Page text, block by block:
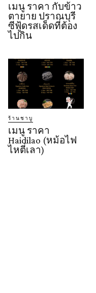
เมนู ราคา กับข้าว
ตายาย ปราณบุรี
ซีฟู้ดรสเด็ดที่ต้อง
ไปกิน
ร้านชาบู
เมนู ราคา
Haidilao (หม้อไฟ
ไหตี่เลา)